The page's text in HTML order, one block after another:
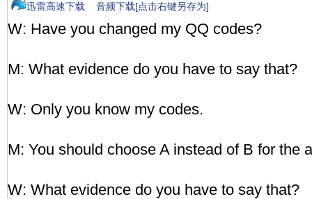
迅雷高速下载 音频下载[点击右键另存为]
W: Have you changed my QQ codes?
M: What evidence do you have to say that?
W: Only you know my codes.
M: You should choose A instead of B for the
W: What evidence do you have to say that?